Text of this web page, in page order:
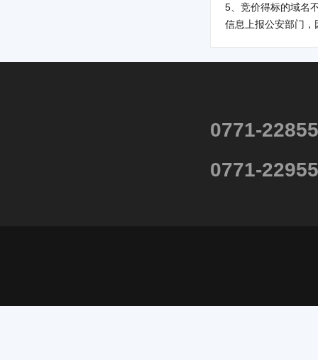
5、竞价得标的域名
信息上报公安部门
0771-
0771-